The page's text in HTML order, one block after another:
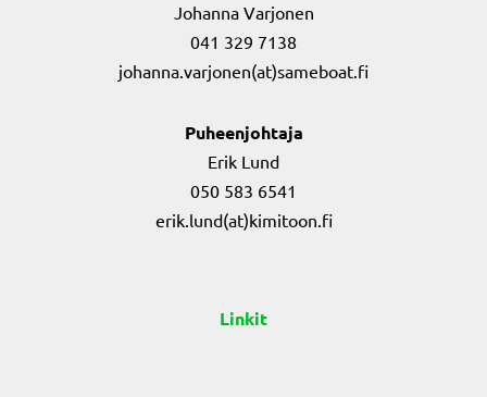
Johanna Varjonen
041 329 7138
johanna.varjonen(at)sameboat.fi
Puheenjohtaja
Erik Lund
050 583 6541
erik.lund(at)kimitoon.fi
Linkit